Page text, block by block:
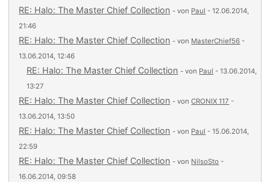
RE: Halo: The Master Chief Collection - von Paul - 12.06.2014,
21:46
RE: Halo: The Master Chief Collection - von MasterChief56 -
13.06.2014, 12:46
RE: Halo: The Master Chief Collection - von Paul - 13.06.2014,
13:27
RE: Halo: The Master Chief Collection - vonCRONIX 117 -
13.06.2014, 13:50
RE: Halo: The Master Chief Collection - von Paul - 15.06.2014,
22:59
RE: Halo: The Master Chief Collection - von NilsoSto -
16.06.2014, 09:58